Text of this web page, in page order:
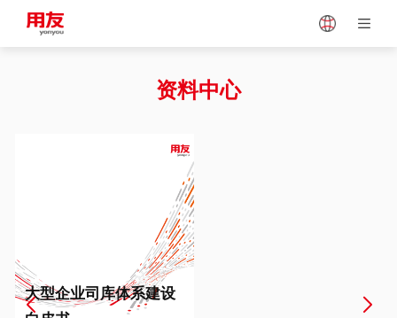
Vietnam
Europe
资料中心
大型企业司库体系建设